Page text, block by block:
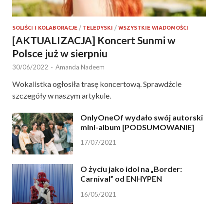
SOLIŚCI I KOLABORACJE / TELEDYSKI / WSZYSTKIE WIADOMOŚCI
[AKTUALIZACJA] Koncert Sunmi w
Polsce już w sierpniu
30/06/2022 - Amanda Nadeem
Wokalistka ogłosiła trasę koncertową. Sprawdźcie
szczegóły w naszym artykule.
OnlyOneOf wydało swój autorski
mini-album [PODSUMOWANIE]
17/07/2021
O życiu jako idol na „Border:
Carnival” od ENHYPEN
16/05/2021